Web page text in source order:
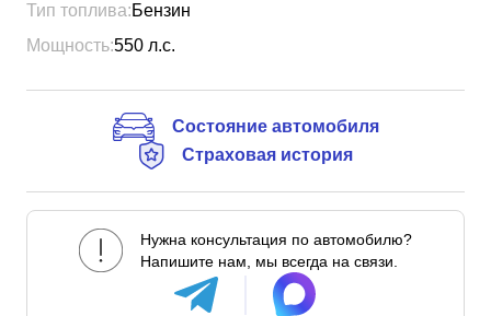
Тип топлива:Бензин
Мощность:550 л.с.
Состояние автомобиля
Страховая история
Нужна консультация по автомобилю?
Напишите нам, мы всегда на связи.